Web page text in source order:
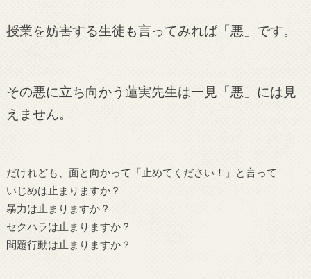
授業を妨害する生徒も言ってみれば「悪」です。
その悪に立ち向かう蓮実先生は一見「悪」には見
えません。
だけれども、面と向かって「止めてください！」と言って
いじめは止まりますか？
暴力は止まりますか？
セクハラは止まりますか？
問題行動は止まりますか？